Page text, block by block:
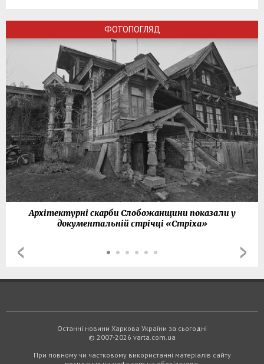
ФОТОПОГЛЯД
Архітектурні скарби Слобожанщини показали у
документальній стрічці «Стріха»
Останні новини Харкова України за сьогодні
© 2007-2026 varta.com.ua
При повному чи частковому використанні матеріалів сайту